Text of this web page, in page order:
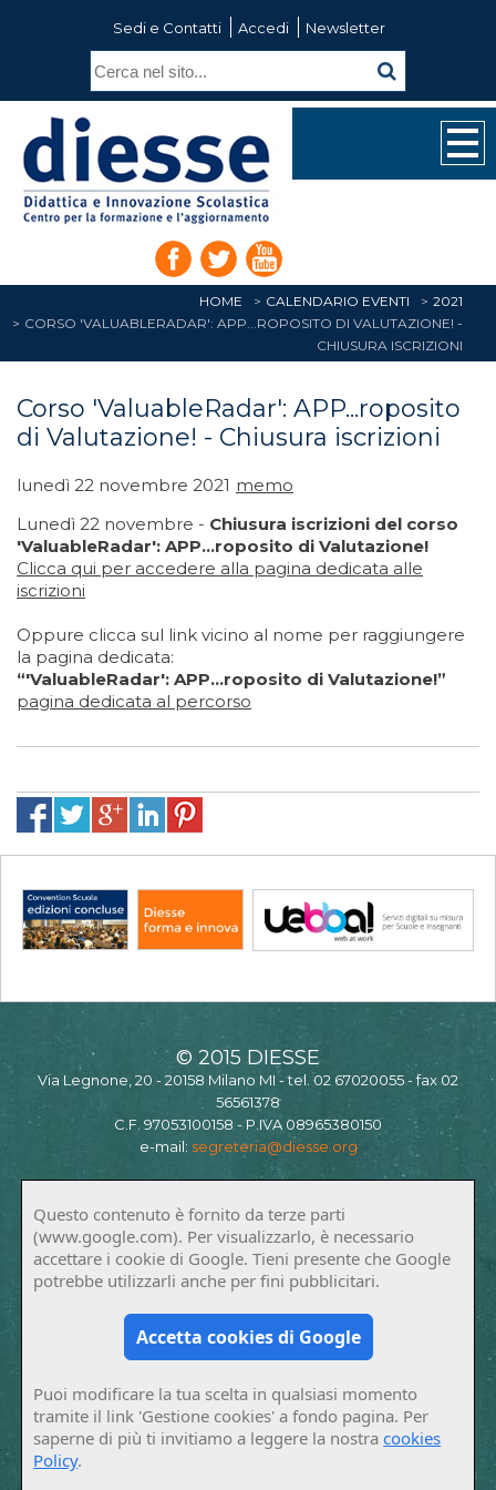
Sedi e Contatti Accedi Newsletter
HOME CALENDARIO EVENTI
2021
CORSO 'VALUABLERADAR': APP...ROPOSITO DI VALUTAZIONE! -
CHIUSURA ISCRIZIONI
Corso 'ValuableRadar': APP...roposito
di Valutazione! - Chiusura iscrizioni
lunedì 22 novembre 2021 memo
Lunedì 22 novembre - Chiusura iscrizioni del corso
'ValuableRadar': APP...roposito di Valutazione!
Clicca qui per accedere alla pagina dedicata alle
iscrizioni
Oppure clicca sul link vicino al nome per raggiungere
la pagina dedicata:
“'ValuableRadar': APP...roposito di Valutazione!”
pagina dedicata al percorso
© 2015 DIESSE
Via Legnone, 20 - 20158 Milano MI - tel. 02 67020055 - fax 02
56561378
C.F. 97053100158 - P.IVA 08965380150
e-mail: segreteria@diesse.org
Questo contenuto è fornito da terze parti
(www.google.com). Per visualizzarlo, è necessario
accettare i cookie di Google. Tieni presente che Google
potrebbe utilizzarli anche per fini pubblicitari.
Accetta cookies di Google
Puoi modificare la tua scelta in qualsiasi momento
tramite il link 'Gestione cookies' a fondo pagina. Per
saperne di più ti invitiamo a leggere la nostracookies
Policy.